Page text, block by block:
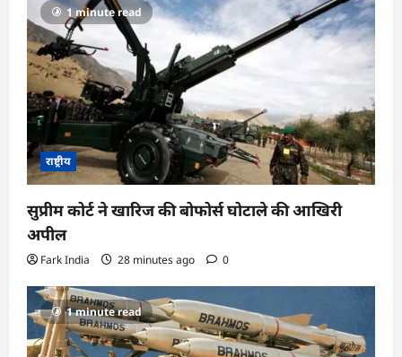
1 minute read
राष्ट्रीय
सुप्रीम कोर्ट ने खारिज की बोफोर्स घोटाले की आखिरी
अपील
Fark India 28 minutes ago 0
1 minute read